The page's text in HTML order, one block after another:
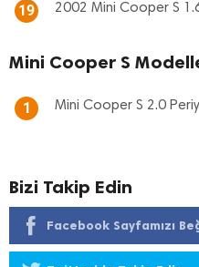
19 2002 Mini Cooper S
Mini Cooper S
1 Mini Cooper S 2.0
Bizi Takip Edin
Facebook Sayfamızı